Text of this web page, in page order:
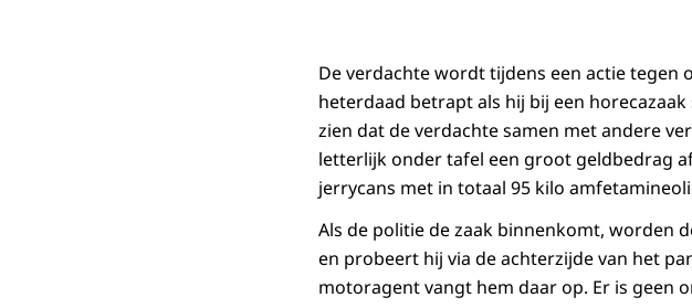
De verdachte wordt tijdens een actie tegen
heterdaad betrapt als hij bij een
zien dat de verdachte samen met andere
letterlijk onder tafel een groot geldbedrag
jerrycans met in totaal 95 kilo
Als de politie de zaak binnenkomt, worden
en probeert hij via de achterzijde van het
motoragent vangt hem daar op. Er is geen